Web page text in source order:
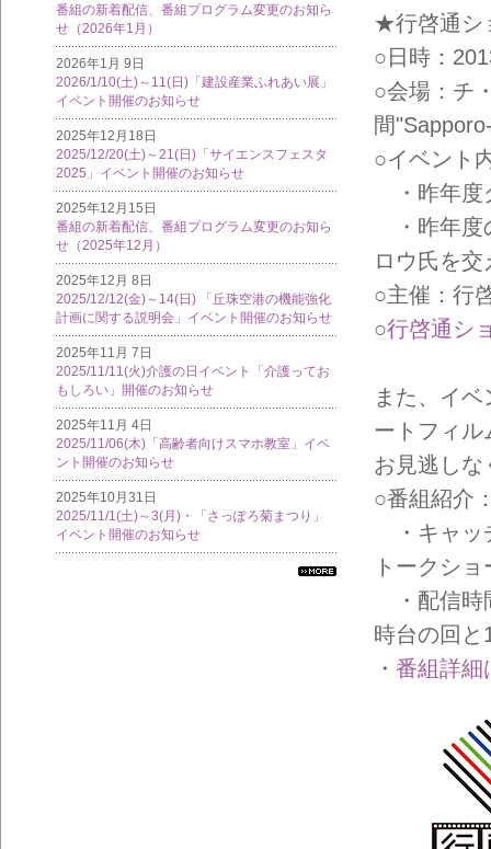
番組の新着配信、番組プログラム変更のお知ら
せ（2026年1月）
2026年1月 9日
2026/1/10(土)～11(日)「建設産業ふれあい展」
イベント開催のお知らせ
2025年12月18日
2025/12/20(土)～21(日)「サイエンスフェスタ
2025」イベント開催のお知らせ
2025年12月15日
番組の新着配信、番組プログラム変更のお知ら
せ（2025年12月）
2025年12月 8日
2025/12/12(金)～14(日) 「丘珠空港の機能強化
計画に関する説明会」イベント開催のお知らせ
2025年11月 7日
2025/11/11(火)介護の日イベント「介護ってお
もしろい」開催のお知らせ
2025年11月 4日
2025/11/06(木)「高齢者向けスマホ教室」イベ
ント開催のお知らせ
2025年10月31日
2025/11/1(土)～3(月)・「さっぽろ菊まつり」
イベント開催のお知らせ
★行啓通シ
○日時：
○会場：チ
間
○イベント
・昨年度
・昨年度
ロウ氏を
○主催：行
○行啓通シ
また、イ
ートフィル
お見逃しな
○番組紹介
・キャッ
トークショ
・配信時
時台の回と
・ 番組詳細